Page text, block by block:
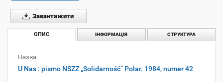
Завантажити
ОПИС ІНФОРМАЦІЯ СТРУКТУРА
Назва:
U Nas : pismo NSZZ „Solidarność” Polar. 1984, numer 42